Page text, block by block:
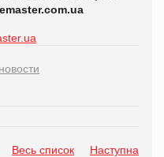
Весь список Наступна